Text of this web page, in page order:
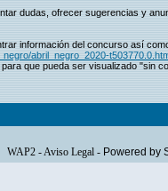
dudas, ofrecer sugerencias y
información del concurso así
abril_negro_2020-
que pueda ser visualizado "sin
WAP2-Aviso Legal- Powered by